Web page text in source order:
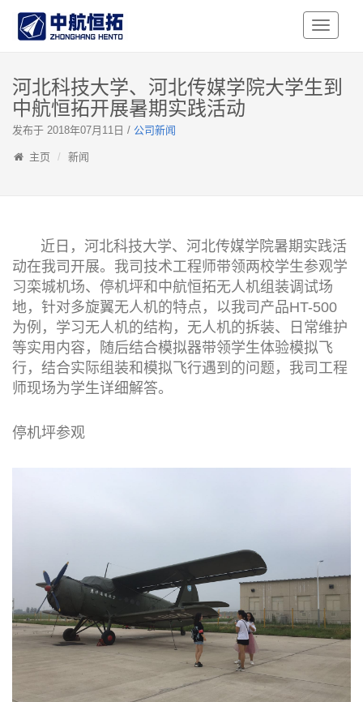
Toggle
河北科技大学、河北传媒学院大学生到
中航恒拓开展暑期实践活动
发布于 2018年07月11日 / 公司新闻
主页 新闻
近日，河北科技大学、河北传媒学院暑期实践活
动在我司开展。我司技术工程师带领两校学生参观学
习栾城机场、停机坪和中航恒拓无人机组装调试场
地，针对多旋翼无人机的特点，以我司产品HT-500
为例，学习无人机的结构，无人机的拆装、日常维护
等实用内容，随后结合模拟器带领学生体验模拟飞
行，结合实际组装和模拟飞行遇到的问题，我司工程
师现场为学生详细解答。
停机坪参观